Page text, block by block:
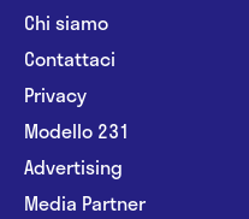
Chi siamo
Contattaci
Privacy
Modello 231
Advertising
Media Partner